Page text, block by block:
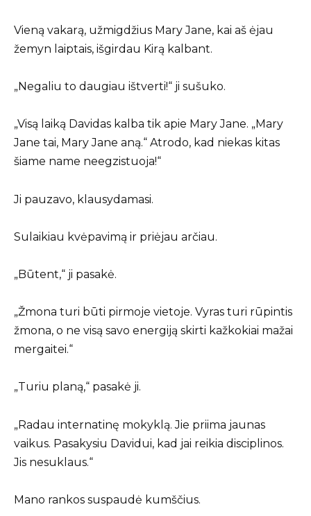
Vieną vakarą, užmigdžius Mary Jane, kai aš ėjau
žemyn laiptais, išgirdau Kirą kalbant.
„Negaliu to daugiau ištverti!“ ji sušuko.
„Visą laiką Davidas kalba tik apie Mary Jane. „Mary
Jane tai, Mary Jane aną.“ Atrodo, kad niekas kitas
šiame name neegzistuoja!“
Ji pauzavo, klausydamasi.
Sulaikiau kvėpavimą ir priėjau arčiau.
„Būtent,“ ji pasakė.
„Žmona turi būti pirmoje vietoje. Vyras turi rūpintis
žmona, o ne visą savo energiją skirti kažkokiai mažai
mergaitei.“
„Turiu planą,“ pasakė ji.
„Radau internatinę mokyklą. Jie priima jaunas
vaikus. Pasakysiu Davidui, kad jai reikia disciplinos.
Jis nesuklaus.“
Mano rankos suspaudė kumščius.